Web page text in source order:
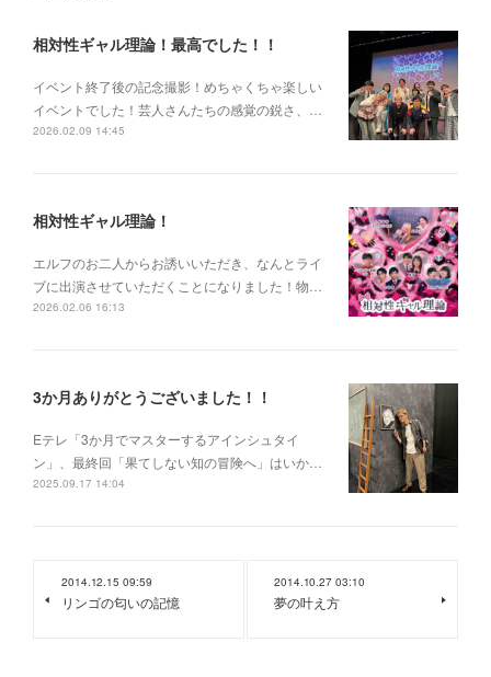
相対性ギャル理論！最高でした！！
イベント終了後の記念撮影！めちゃくちゃ楽しい
イベントでした！芸人さんたちの感覚の鋭さ、…
2026.02.09 14:45
相対性ギャル理論！
エルフのお二人からお誘いいただき、なんとライ
ブに出演させていただくことになりました！物…
2026.02.06 16:13
3か月ありがとうございました！！
Eテレ「3か月でマスターするアインシュタイ
ン」、最終回「果てしない知の冒険へ」はいか…
2025.09.17 14:04
2014.12.15 09:59
リンゴの匂いの記憶
2014.10.27 03:10
夢の叶え方